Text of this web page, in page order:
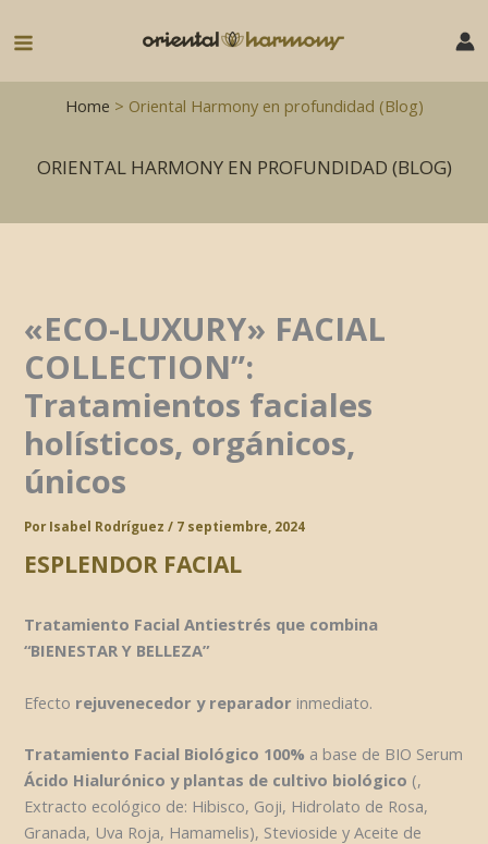
Main
MenuHome > Oriental Harmony en profundidad (Blog)
ORIENTAL HARMONY EN PROFUNDIDAD (BLOG)
«ECO-LUXURY» FACIAL
COLLECTION”:
Tratamientos faciales
holísticos, orgánicos,
únicos
PorIsabel Rodríguez/ 7 septiembre, 2024
ESPLENDOR FACIAL
Tratamiento Facial Antiestrés que combina
“BIENESTAR Y BELLEZA”
Efecto rejuvenecedor y reparador inmediato.
Tratamiento Facial Biológico 100% a base de BIO Serum
Ácido Hialurónico y plantas de cultivo biológico (,
Extracto ecológico de: Hibisco, Goji, Hidrolato de Rosa,
Granada, Uva Roja, Hamamelis), Stevioside y Aceite de